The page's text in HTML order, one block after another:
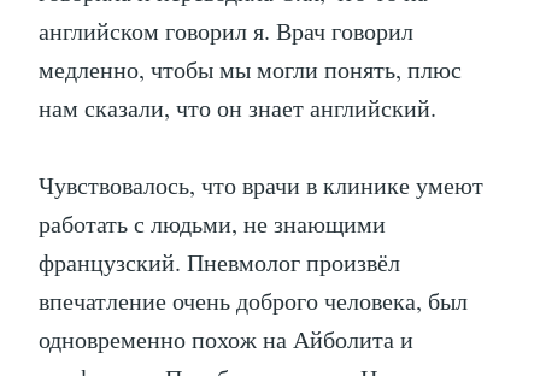
английском говорил я. Врач говорил
медленно, чтобы мы могли понять, плюс
нам сказали, что он знает английский.
Чувствовалось, что врачи в клинике умеют
работать с людьми, не знающими
французский. Пневмолог произвёл
впечатление очень доброго человека, был
одновременно похож на Айболита и